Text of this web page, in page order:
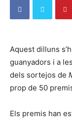
Aquest dilluns
guanyadors i a
dels sortejos de
prop de 50
Els premis han